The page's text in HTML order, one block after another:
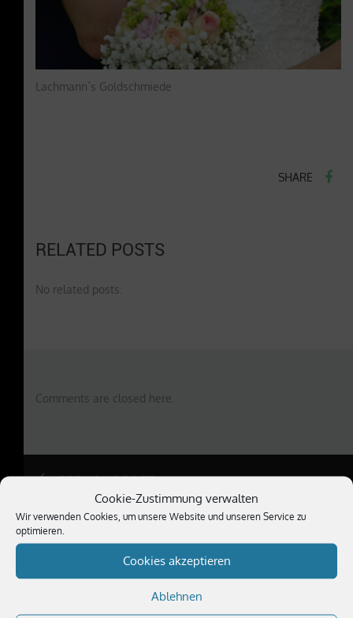
Cookie-Zustimmung verwalten
Wir verwenden Cookies, um unsere Website und unseren Service zu
optimieren.
Cookies akzeptieren
Ablehnen
Lachmann´s Goldschmiede
SHARE
RELATED POSTS
No related posts.
Comments are closed here.
PREVIOUS POST